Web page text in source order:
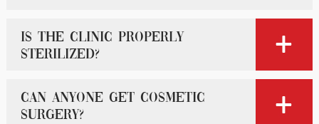
Is the clinic properly
sterilized?
Can anyone get cosmetic
surgery?